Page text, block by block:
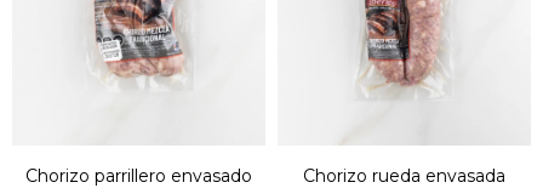
Chorizo parrillero envasado
Chorizo rueda envasada